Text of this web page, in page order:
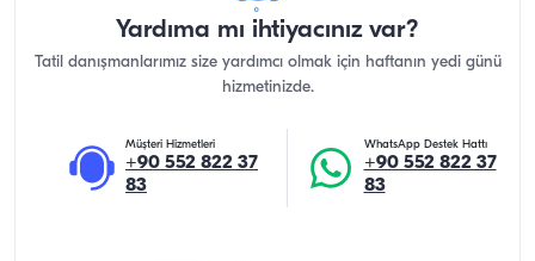
Yardıma mı ihtiyacınız var?
Tatil danışmanlarımız size yardımcı olmak için haftanın yedi günü
hizmetinizde.
Müşteri Hizmetleri
+90 552 822 37
83
WhatsApp Destek Hattı
+90 552 822 37
83